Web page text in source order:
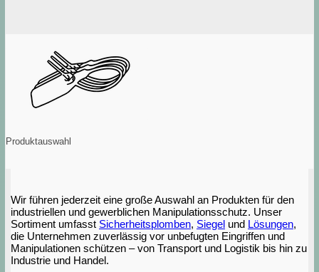
Produktauswahl
Wir führen jederzeit eine große Auswahl an Produkten für den
industriellen und gewerblichen Manipulationsschutz. Unser
Sortiment umfasst Sicherheitsplomben, Siegel und Lösungen,
die Unternehmen zuverlässig vor unbefugten Eingriffen und
Manipulationen schützen – von Transport und Logistik bis hin zu
Industrie und Handel.